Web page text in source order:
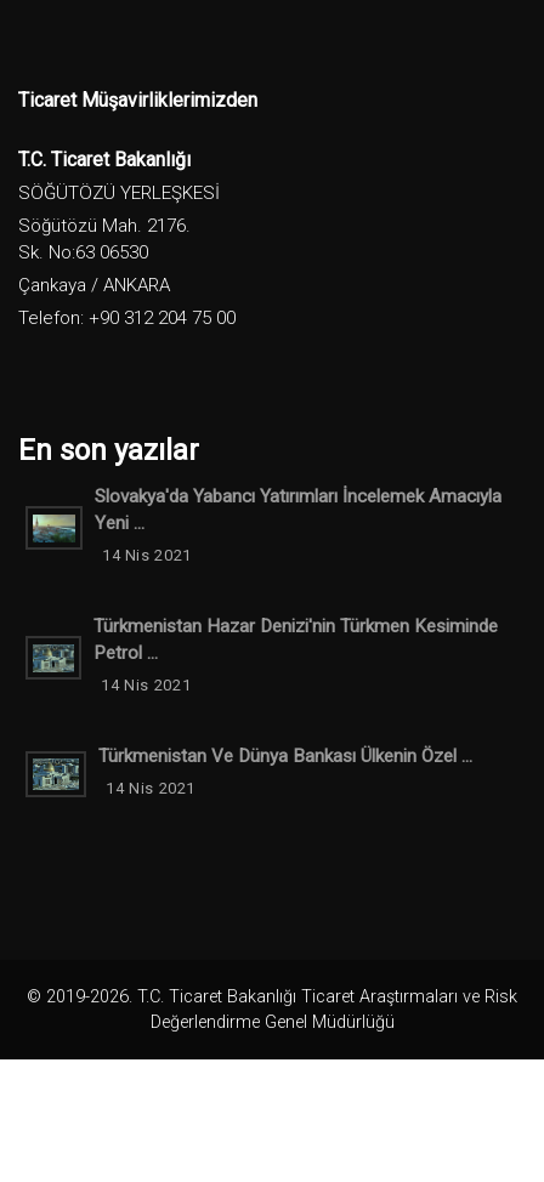
Ticaret Müşavirliklerimizden
T.C. Ticaret Bakanlığı
SÖĞÜTÖZÜ YERLEŞKESİ
Söğütözü Mah. 2176.
Sk. No:63 06530
Çankaya / ANKARA
Telefon: +90 312 204 75 00
En son yazılar
Slovakya'da Yabancı Yatırımları İncelemek Amacıyla
Yeni ...
14 Nis 2021
Türkmenistan Hazar Denizi'nin Türkmen Kesiminde
Petrol ...
14 Nis 2021
Türkmenistan Ve Dünya Bankası Ülkenin Özel ...
14 Nis 2021
© 2019-2026. T.C. Ticaret Bakanlığı Ticaret Araştırmaları ve Risk
Değerlendirme Genel Müdürlüğü